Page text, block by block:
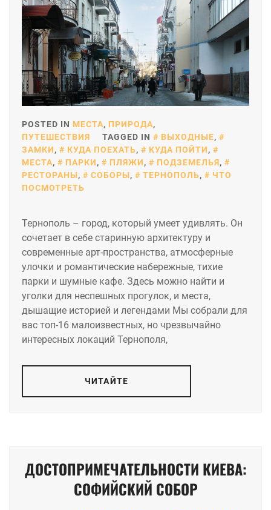
POSTED IN МЕСТА, ПРИРОДА,
ПУТЕШЕСТВИЯ
TAGGED IN ВЫХОДНЫЕ,
ЗАМКИ, КУДА ПОЕХАТЬ, КУДА ПОЙТИ,
МЕСТА, ПАРКИ, ПЛЯЖИ, ПОДЗЕМЕЛЬЯ,
РЕСТОРАНЫ, СОБОРЫ, ТЕРНОПОЛЬ,
ЧТО
ПОСМОТРЕТЬ
Тернополь – город, который умеет удивлять. Он
сочетает в себе старинную архитектуру и
современные арт-пространства, атмосферные
улочки и романтические набережные, тихие
парки и шумные кафе. Здесь можно найти и
уголки для неспешных прогулок, и места,
дышащие историей и легендами Мы собрали для
вас топ-16 малоизвестных, но чрезвычайно
интересных локаций Тернополя,
ЧИТАЙТЕ
ДОСТОПРИМЕЧАТЕЛЬНОСТИ КИЕВА:
СОФИЙСКИЙ СОБОР